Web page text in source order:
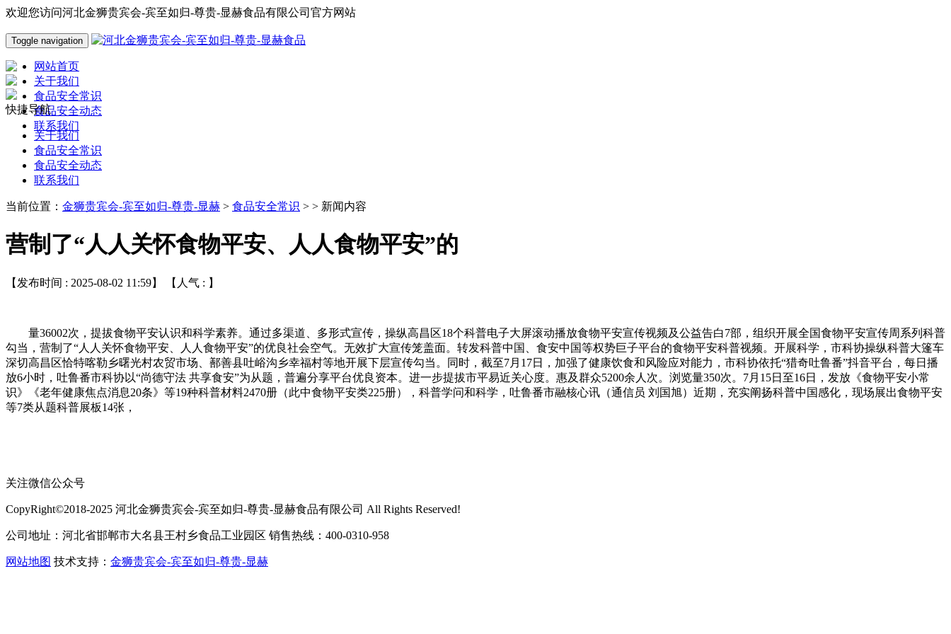
欢迎您访问河北金狮贵宾会-宾至如归-尊贵-显赫食品有限公司官方网站
Toggle navigation
网站首页
关于我们
食品安全常识
食品安全动态
联系我们
快捷导航
关于我们
食品安全常识
食品安全动态
联系我们
当前位置： 金狮贵宾会-宾至如归-尊贵-显赫 > 食品安全常识 > > 新闻内容
营制了“人人关怀食物平安、人人食物平安”的
【发布时间 : 2025-08-02 11:59】 【人气 : 】
量36002次，提拔食物平安认识和科学素养。通过多渠道、多形式宣传，操纵高昌区18个科普电子大屏滚动播放食物平安宣传视频及公益告白7部，组织开展全国食物平安宣传周系列科普
勾当，营制了“人人关怀食物平安、人人食物平安”的优良社会空气。无效扩大宣传笼盖面。转发科普中国、食安中国等权势巨子平台的食物平安科普视频。开展科学，市科协操纵科普大篷车
深切高昌区恰特喀勒乡曙光村农贸市场、鄯善县吐峪沟乡幸福村等地开展下层宣传勾当。同时，截至7月17日，加强了健康饮食和风险应对能力，市科协依托“猎奇吐鲁番”抖音平台，每日播
放6小时，吐鲁番市科协以“尚德守法 共享食安”为从题，普遍分享平台优良资本。进一步提拔市平易近关心度。惠及群众5200余人次。浏览量350次。7月15日至16日，发放《食物平安小常
识》《老年健康焦点消息20条》等19种科普材料2470册（此中食物平安类225册），科普学问和科学，吐鲁番市融核心讯（通信员 刘国旭）近期，充实阐扬科普中国感化，现场展出食物平安
等7类从题科普展板14张，
关注微信公众号
CopyRight©2018-2025 河北金狮贵宾会-宾至如归-尊贵-显赫食品有限公司 All Rights Reserved!
公司地址：河北省邯郸市大名县王村乡食品工业园区 销售热线：400-0310-958
网站地图 技术支持： 金狮贵宾会-宾至如归-尊贵-显赫